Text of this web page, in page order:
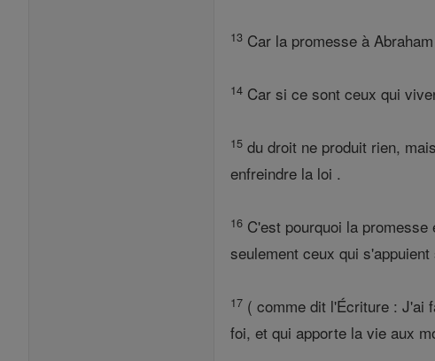
13 Car la promesse à
14 Car si ce sont ceux qui
15 du droit ne produit rien,
enfreindre la loi .
16 C'est pourquoi la
seulement ceux qui
17 ( comme dit l'Écriture : J'ai
foi, et qui apporte la vie aux